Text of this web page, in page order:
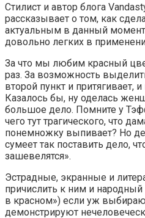
Стилист и автор блога
рассказывает о том, как
актуальным в данный
довольно легких в
За что мы любим красный
раз. За возможность
второй пункт и притягивает,
Казалось бы, ну оделась
большое дело. Помните у
чего тут трагического, что
понемножку выпивает? Но
сумеет так поставить дело,
зашевелятся».
Эстрадные, экранные и
причислить к ним и
в красном») если уж
демонстрируют